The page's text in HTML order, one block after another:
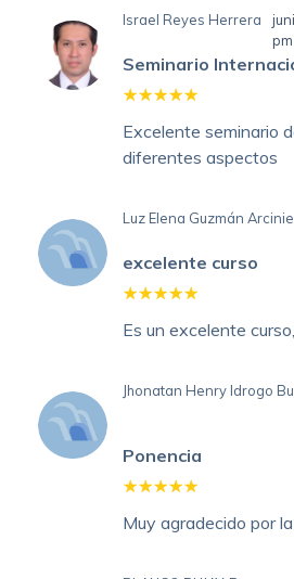
Israel Reyes Herrera
pm
Seminario
Excelente seminario
diferentes aspectos
Luz Elena Guzmán
excelente curso
Es un excelente
Jhonatan Henry Idrogo
Ponencia
Muy agradecido por